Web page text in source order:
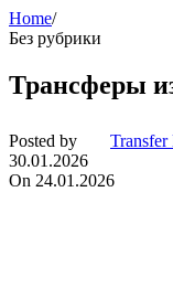
Home/
Без рубрики
Трансферы
Posted by
Transfer
30.01.2026
On 24.01.2026